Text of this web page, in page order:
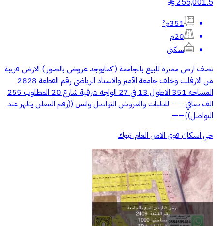
255,001.5
§
351م²
20م
سكني
نصف ارض مميزة للبيع بالجامعة ( كمايوجد عروض بالصور ) الارض قريبة
من الازفلت وخلف جامعة الآمير والاستاذ الرياضي رقم القطعة 2828
المساحه 351 الاطوال 13 في 27 الواجه شرقية شارع 20 المطلوب 255
الف صافي —— للطبات والعروض التواصل واتس ((رقم المعلن يظهر عند
التواصل))——
حي اسكان قوى الامن العام, تبوك